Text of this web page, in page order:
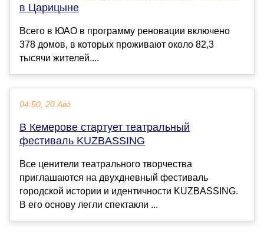
в Царицыне
Всего в ЮАО в программу реновации включено
378 домов, в которых проживают около 82,3
тысячи жителей....
04:50, 20 Авг
В Кемерове стартует театральный
фестиваль KUZBASSING
Все ценители театрального творчества
приглашаются на двухдневный фестиваль
городской истории и идентичности KUZBASSING.
В его основу легли спектакли ...